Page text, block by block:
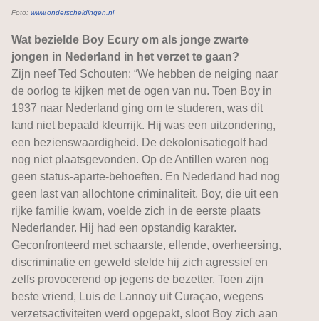
Foto: www.onderscheidingen.nl
Wat bezielde Boy Ecury om als jonge zwarte
jongen in Nederland in het verzet te gaan?
Zijn neef Ted Schouten: “We hebben de neiging naar
de oorlog te kijken met de ogen van nu. Toen Boy in
1937 naar Nederland ging om te studeren, was dit
land niet bepaald kleurrijk. Hij was een uitzondering,
een bezienswaardigheid. De dekolonisatiegolf had
nog niet plaatsgevonden. Op de Antillen waren nog
geen status-aparte-behoeften. En Nederland had nog
geen last van allochtone criminaliteit. Boy, die uit een
rijke familie kwam, voelde zich in de eerste plaats
Nederlander. Hij had een opstandig karakter.
Geconfronteerd met schaarste, ellende, overheersing,
discriminatie en geweld stelde hij zich agressief en
zelfs provocerend op jegens de bezetter. Toen zijn
beste vriend, Luis de Lannoy uit Curaçao, wegens
verzetsactiviteiten werd opgepakt, sloot Boy zich aan